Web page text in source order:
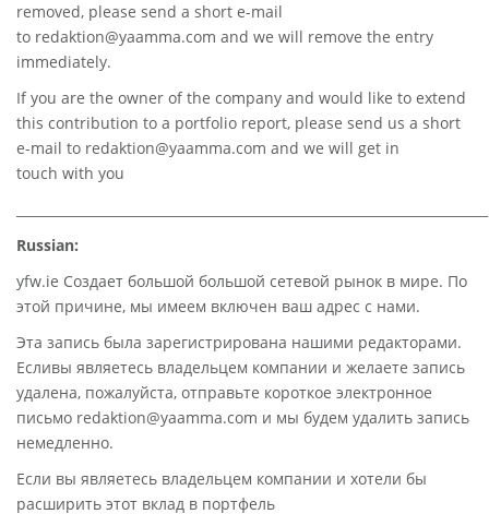
removed, please send a short e-mail
to redaktion@yaamma.com and we will remove the entry
immediately.
If you are the owner of the company and would like to extend
this contribution to a portfolio report, please send us a short
e-mail to redaktion@yaamma.com and we will get in
touch with you
Russian:
yfw.ie Создает большой большой сетевой рынок в мире. По
этой причине, мы имеем включен ваш адрес с нами.
Эта запись была зарегистрирована нашими редакторами.
Есливы являетесь владельцем компании и желаете запись
удалена, пожалуйста, отправьте короткое электронное
письмо redaktion@yaamma.com и мы будем удалить запись
немедленно.
Если вы являетесь владельцем компании и хотели бы
расширить этот вклад в портфель